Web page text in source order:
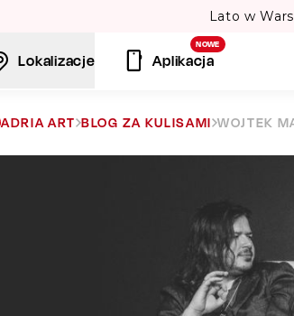
Lato w
Lokalizacje
NOWE
Aplikacja
ADRIA ART BLOG ZA KULISAMI WOJTEK